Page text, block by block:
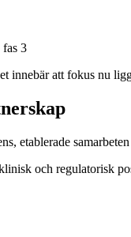
fas 3
innebär att fokus nu
etablerade
och regulatorisk